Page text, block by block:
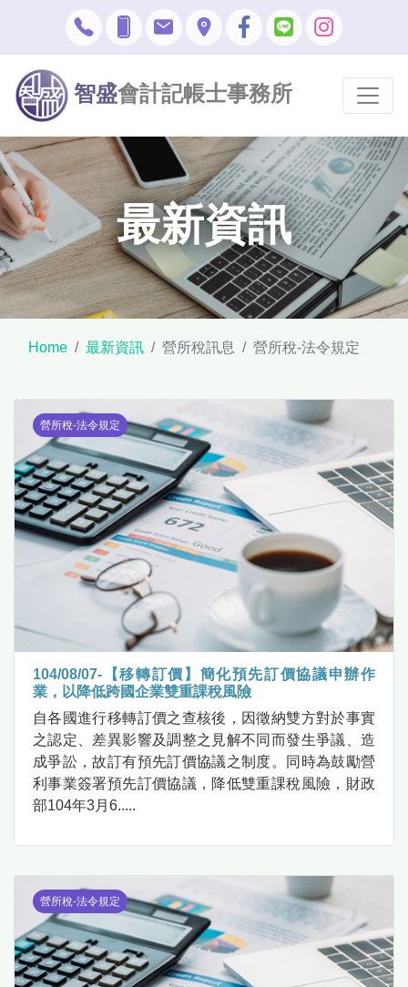
智盛會計記帳士事務所
最新資訊
Home 最新資訊 營所稅訊息 營所稅-法令規定
營所稅-法令規定
104/08/07-【移轉訂價】簡化預先訂價協議申辦作
業，以降低跨國企業雙重課稅風險
自各國進行移轉訂價之查核後，因徵納雙方對於事實
之認定、差異影響及調整之見解不同而發生爭議、造
成爭訟，故訂有預先訂價協議之制度。同時為鼓勵營
利事業簽署預先訂價協議，降低雙重課稅風險，財政
部104年3月6.....
營所稅-法令規定